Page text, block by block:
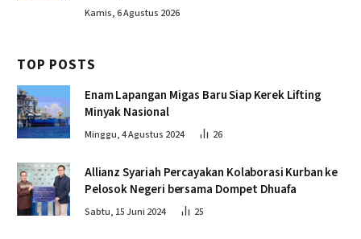
Kamis, 6 Agustus 2026
TOP POSTS
Enam Lapangan Migas Baru Siap Kerek Lifting
Minyak Nasional
Minggu, 4 Agustus 2024 26
Allianz Syariah Percayakan Kolaborasi Kurban ke
Pelosok Negeri bersama Dompet Dhuafa
Sabtu, 15 Juni 2024 25